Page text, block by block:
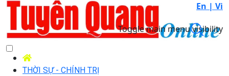
En | Vi
Toggle main menu visibility
THỜI SỰ - CHÍNH TRỊ